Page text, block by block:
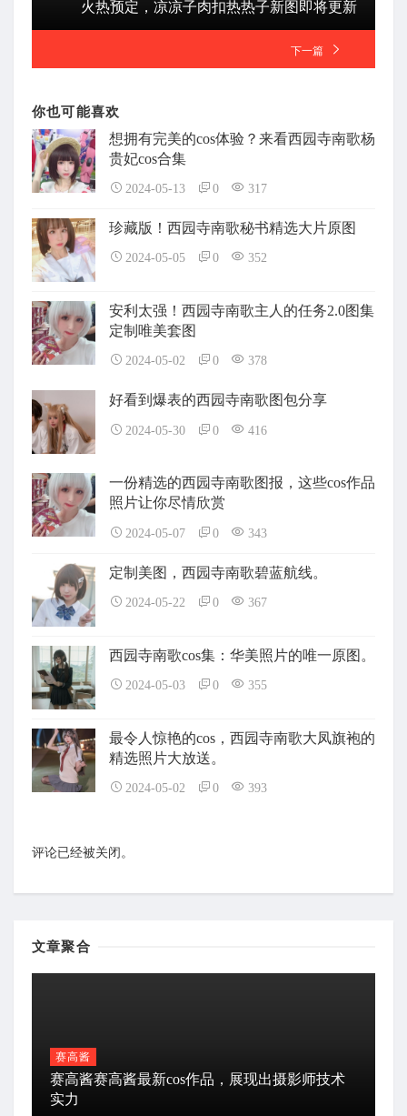
火热预定，凉凉子肉扣热热子新图即将更新
下一篇
你也可能喜欢
想拥有完美的cos体验？来看西园寺南歌杨
贵妃cos合集
2024-05-13 0 317
珍藏版！西园寺南歌秘书精选大片原图
2024-05-05 0 352
安利太强！西园寺南歌主人的任务2.0图集
定制唯美套图
2024-05-02 0 378
好看到爆表的西园寺南歌图包分享
2024-05-30 0 416
一份精选的西园寺南歌图报，这些cos作品
照片让你尽情欣赏
2024-05-07 0 343
定制美图，西园寺南歌碧蓝航线。
2024-05-22 0 367
西园寺南歌cos集：华美照片的唯一原图。
2024-05-03 0 355
最令人惊艳的cos，西园寺南歌大凤旗袍的
精选照片大放送。
2024-05-02 0 393
评论已经被关闭。
文章聚合
赛高酱
赛高酱赛高酱最新cos作品，展现出摄影师技术
实力